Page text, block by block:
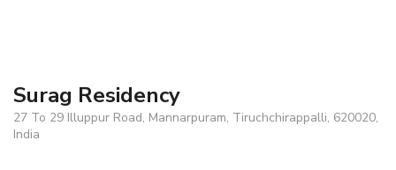
Surag Residency
27 To 29 Illuppur Road, Mannarpuram, Tiruchchirappalli, 620020,
India